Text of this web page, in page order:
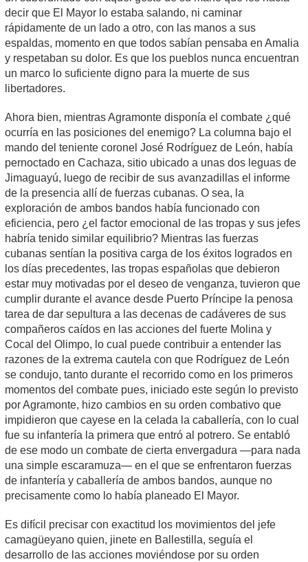
decir que El Mayor lo estaba salando, ni caminar
rápidamente de un lado a otro, con las manos a sus
espaldas, momento en que todos sabían pensaba en Amalia
y respetaban su dolor. Es que los pueblos nunca encuentran
un marco lo suficiente digno para la muerte de sus
libertadores.
Ahora bien, mientras Agramonte disponía el combate ¿qué
ocurría en las posiciones del enemigo? La columna bajo el
mando del teniente coronel José Rodríguez de León, había
pernoctado en Cachaza, sitio ubicado a unas dos leguas de
Jimaguayú, luego de recibir de sus avanzadillas el informe
de la presencia allí de fuerzas cubanas. O sea, la
exploración de ambos bandos había funcionado con
eficiencia, pero ¿el factor emocional de las tropas y sus jefes
habría tenido similar equilibrio? Mientras las fuerzas
cubanas sentían la positiva carga de los éxitos logrados en
los días precedentes, las tropas españolas que debieron
estar muy motivadas por el deseo de venganza, tuvieron que
cumplir durante el avance desde Puerto Príncipe la penosa
tarea de dar sepultura a las decenas de cadáveres de sus
compañeros caídos en las acciones del fuerte Molina y
Cocal del Olimpo, lo cual puede contribuir a entender las
razones de la extrema cautela con que Rodríguez de León
se condujo, tanto durante el recorrido como en los primeros
momentos del combate pues, iniciado este según lo previsto
por Agramonte, hizo cambios en su orden combativo que
impidieron que cayese en la celada la caballería, con lo cual
fue su infantería la primera que entró al potrero. Se entabló
de ese modo un combate de cierta envergadura —para nada
una simple escaramuza— en el que se enfrentaron fuerzas
de infantería y caballería de ambos bandos, aunque no
precisamente como lo había planeado El Mayor.
Es difícil precisar con exactitud los movimientos del jefe
camagüeyano quien, jinete en Ballestilla, seguía el
desarrollo de las acciones moviéndose por su orden